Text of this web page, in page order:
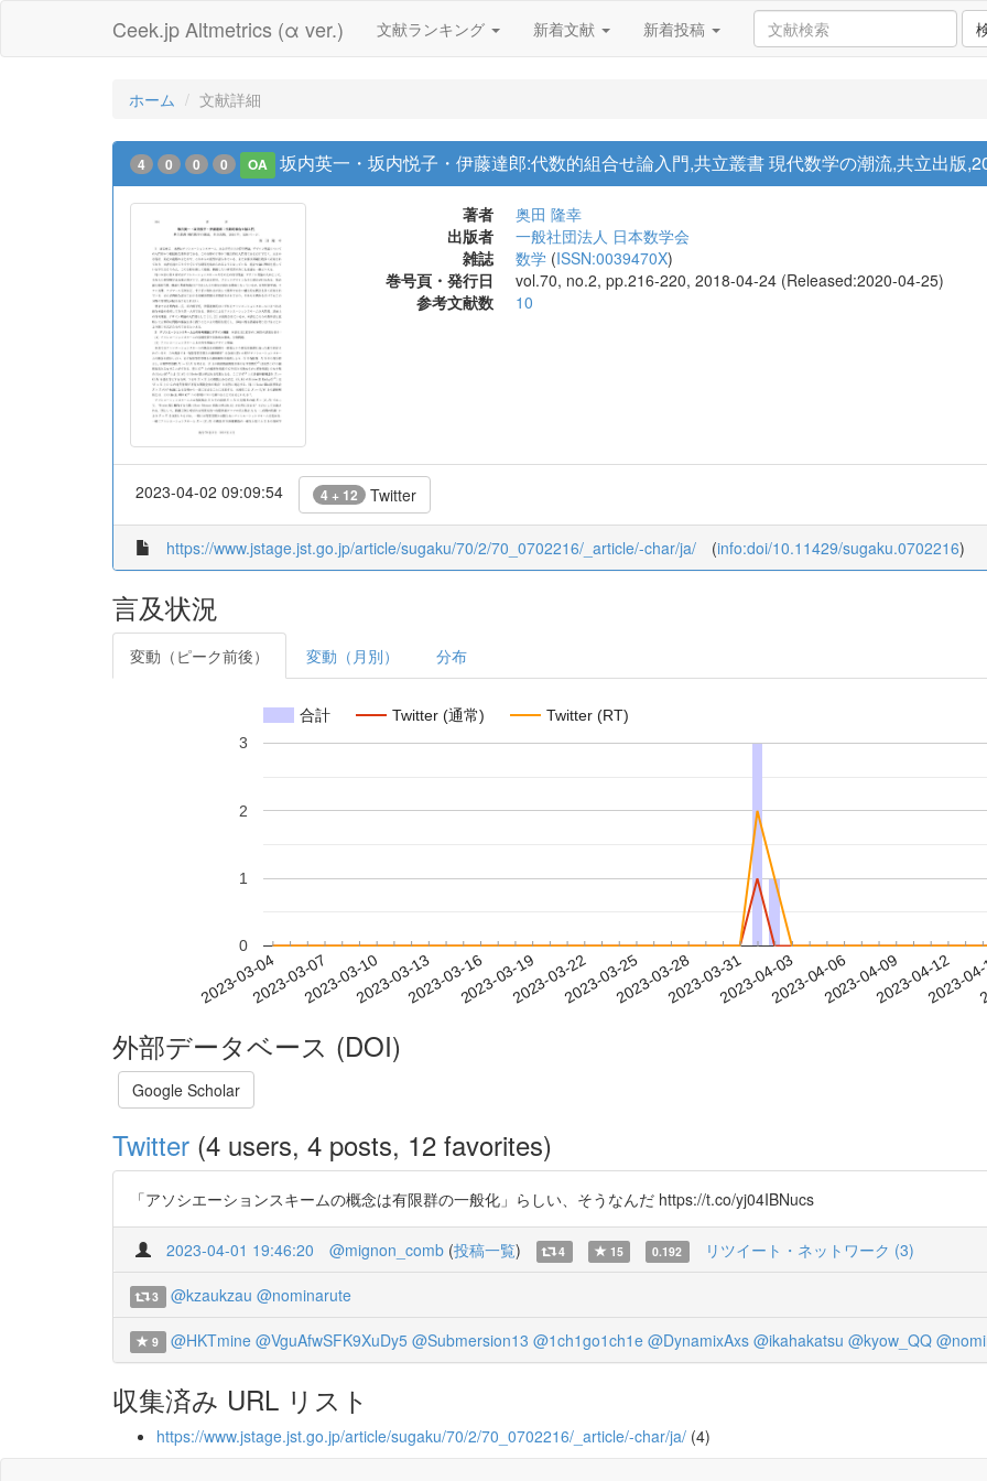
Ceek.jp Altmetrics (α ver.) 文献ランキング 新着文献 新着投稿
ホーム 文献詳細
4 0 0 0 OA 坂内英一・坂内悦子・伊藤達郎:代数的組合せ論入門,共立叢書 現代数学の潮流,共立出版
著者
奥田 隆幸
出版者
一般社団法人 日本数学会
雑誌
数学 (ISSN:0039470X)
巻号頁・発行日
vol.70, no.2, pp.216-220, 2018-04-24 (Released:2020-04-25)
参考文献数
10
2023-04-02 09:09:54 4 + 12 Twitter
https://www.jstage.jst.go.jp/article/sugaku/70/2/70_0702216/_article/-char/ja/ (info:doi/10.11429/sugaku.0702216)
言及状況
変動（ピーク前後） 変動（月別） 分布
合計 Twitter (通常) Twitter (RT)
2023-03-042023-03-072023-03-102023-03-132023-03-162023-03-192023-03-222023-03-252023-03-282023-03-312023-04-032023-04-062023-04-092023-04-12
2023-
0
1
2
3
外部データベース (DOI)
Google Scholar
Twitter (4 users, 4 posts, 12 favorites)
「アソシエーションスキームの概念は有限群の一般化」らしい、そうなんだ https://t.co/yj04IBNucs
2023-04-01 19:46:20 @mignon_comb (投稿一覧) 4 15 0.192 リツイート・ネットワーク (3)
3 @kzaukzau @nominarute
9 @HKTmine @VguAfwSFK9XuDy5 @Submersion13 @1ch1go1ch1e @DynamixAxs @ikahakatsu @kyow_QQ
収集済み URL リスト
https://www.jstage.jst.go.jp/article/sugaku/70/2/70_0702216/_article/-char/ja/ (4)